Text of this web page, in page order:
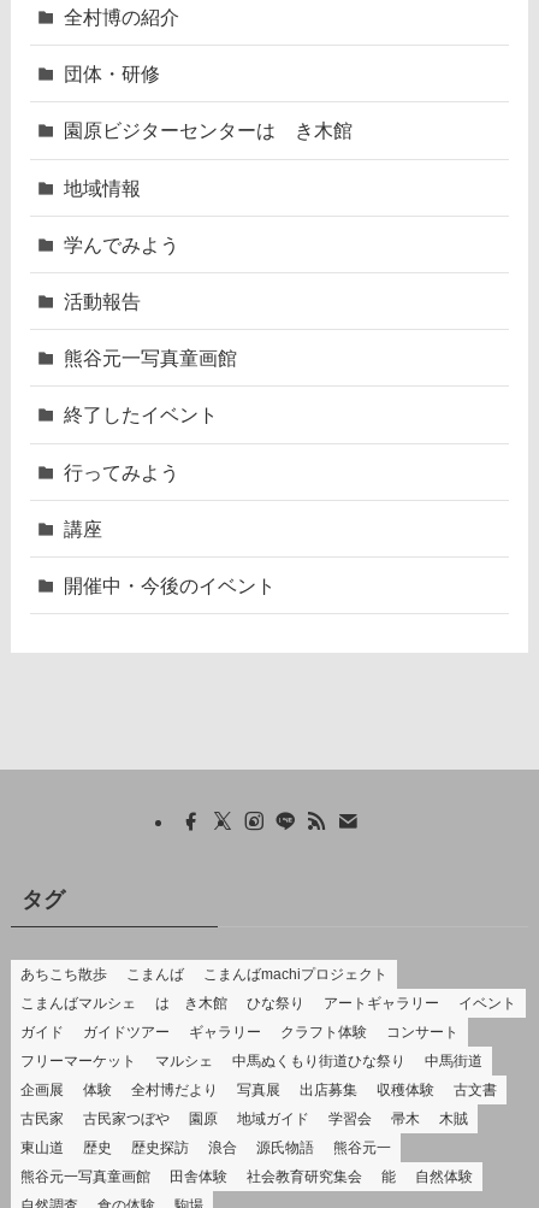
全村博の紹介
団体・研修
園原ビジターセンターはゝき木館
地域情報
学んでみよう
活動報告
熊谷元一写真童画館
終了したイベント
行ってみよう
講座
開催中・今後のイベント
タグ
あちこち散歩 こまんば
こまんばmachiプロジェクト
こまんばマルシェ
はゝき木館 ひな祭り アートギャラリー
イベント
ガイド
ガイドツアー ギャラリー クラフト体験
コンサート
フリーマーケット
マルシェ 中馬ぬくもり街道ひな祭り
中馬街道
企画展
体験 全村博だより 写真展 出店募集 収穫体験
古文書
古民家
古民家つぼや 園原 地域ガイド 学習会 帚木
木賊
東山道
歴史 歴史探訪 浪合 源氏物語
熊谷元一
熊谷元一写真童画館
田舎体験 社会教育研究集会 能
自然体験